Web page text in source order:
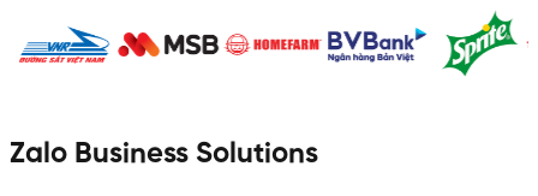
Zalo Business Solutions